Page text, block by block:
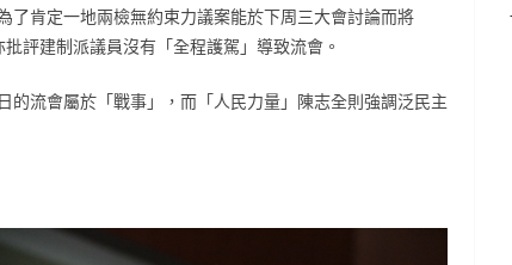
了肯定一地兩檢無約束力議案能於下周三大會討論而將
評建制派議員沒有「全程護駕」導致流會。
的流會屬於「戰事」，而「人民力量」陳志全則強調泛民主